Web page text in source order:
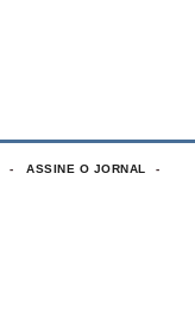
ASSINE O JORNAL